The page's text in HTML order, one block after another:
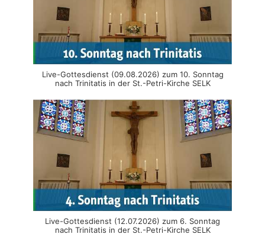
Live-Gottesdienst (09.08.2026) zum 10. Sonntag
nach Trinitatis in der St.-Petri-Kirche SELK
Live-Gottesdienst (12.07.2026) zum 6. Sonntag
nach Trinitatis in der St.-Petri-Kirche SELK